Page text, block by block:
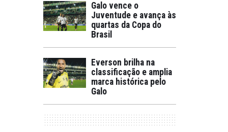
Galo vence o
Juventude e avança às
quartas da Copa do
Brasil
Everson brilha na
classificação e amplia
marca histórica pelo
Galo